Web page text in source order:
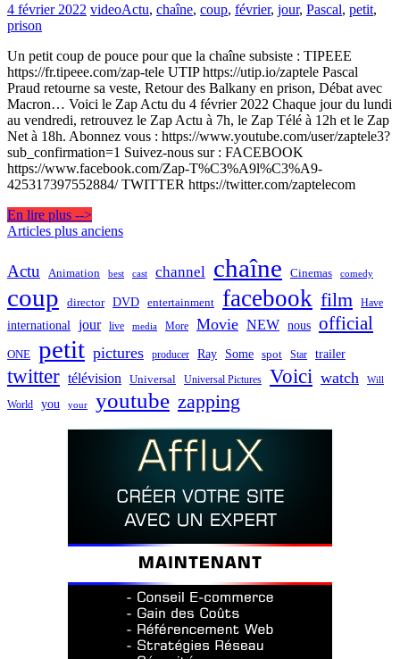
4 février 2022 videoActu, chaîne, coup, février, jour, Pascal, petit,
prison
Un petit coup de pouce pour que la chaîne subsiste : TIPEEE
https://fr.tipeee.com/zap-tele UTIP https://utip.io/zaptele Pascal
Praud retourne sa veste, Retour des Balkany en prison, Débat avec
Macron… Voici le Zap Actu du 4 février 2022 Chaque jour du lundi
au vendredi, retrouvez le Zap Actu à 7h, le Zap Télé à 12h et le Zap
Net à 18h. Abonnez vous : https://www.youtube.com/user/zaptele3?
sub_confirmation=1 Suivez-nous sur : FACEBOOK
https://www.facebook.com/Zap-T%C3%A9l%C3%A9-
425317397552884/ TWITTER https://twitter.com/zaptelecom
En lire plus -->
Navigation
articles
Articles plus anciens
Actu Animation best cast channel chaîne Cinemas comedy
coup director DVD entertainment facebook film Have
international jour live media More Movie NEW nous official
ONE petit pictures producer Ray Some spot Star trailer
twitter télévision Universal Universal Pictures Voici watch Will
World you your youtube zapping